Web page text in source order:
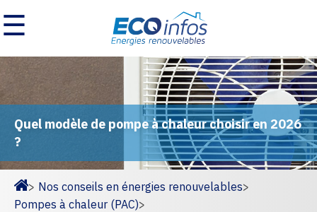
☰
Quel modèle de pompe à chaleur choisir en 2026
?
Homepage
> Nos conseils en énergies renouvelables>
Pompes à chaleur (PAC)>